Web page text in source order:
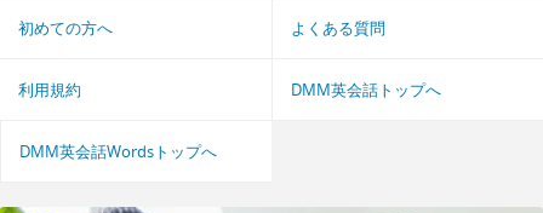
初めての方へ よくある質問
利用規約 DMM英会話トップへ
DMM英会話Wordsトップへ